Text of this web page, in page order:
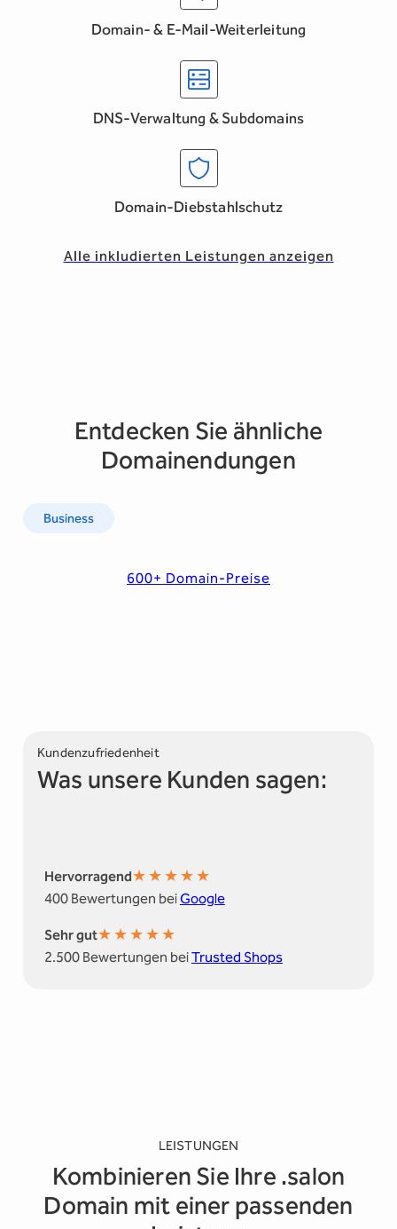
Domain- & E-Mail-Weiterleitung
DNS-Verwaltung & Subdomains
Domain-Diebstahlschutz
Alle inkludierten Leistungen anzeigen
Entdecken Sie ähnliche
Domainendungen
Business
600+ Domain-Preise
Kundenzufriedenheit
Was unsere Kunden sagen:
Hervorragend★★★★★
400 Bewertungen beiGoogle
Sehr gut★★★★★
2.500 Bewertungen beiTrusted Shops
LEISTUNGEN
Kombinieren Sie Ihre .salon
Domain mit einer passenden